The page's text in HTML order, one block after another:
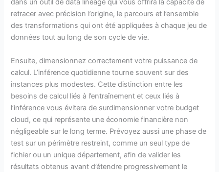
dans un outil de data lineage qui vous offrira la capacité de
retracer avec précision l’origine, le parcours et l’ensemble
des transformations qui ont été appliquées à chaque jeu de
données tout au long de son cycle de vie.
Ensuite, dimensionnez correctement votre puissance de
calcul. L’inférence quotidienne tourne souvent sur des
instances plus modestes. Cette distinction entre les
besoins de calcul liés à l’entraînement et ceux liés à
l’inférence vous évitera de surdimensionner votre budget
cloud, ce qui représente une économie financière non
négligeable sur le long terme. Prévoyez aussi une phase de
test sur un périmètre restreint, comme un seul type de
fichier ou un unique département, afin de valider les
résultats obtenus avant d’étendre progressivement le